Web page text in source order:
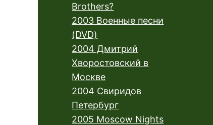
Brothers?
2003 Военные песни
(DVD)
2004 Дмитрий
Хворостовский в
Москве
2004 Свиридов
Петербург
2005 Moscow Nights